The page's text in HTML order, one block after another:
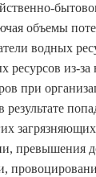
объемы
водных
ресурсов из-
при
превышения